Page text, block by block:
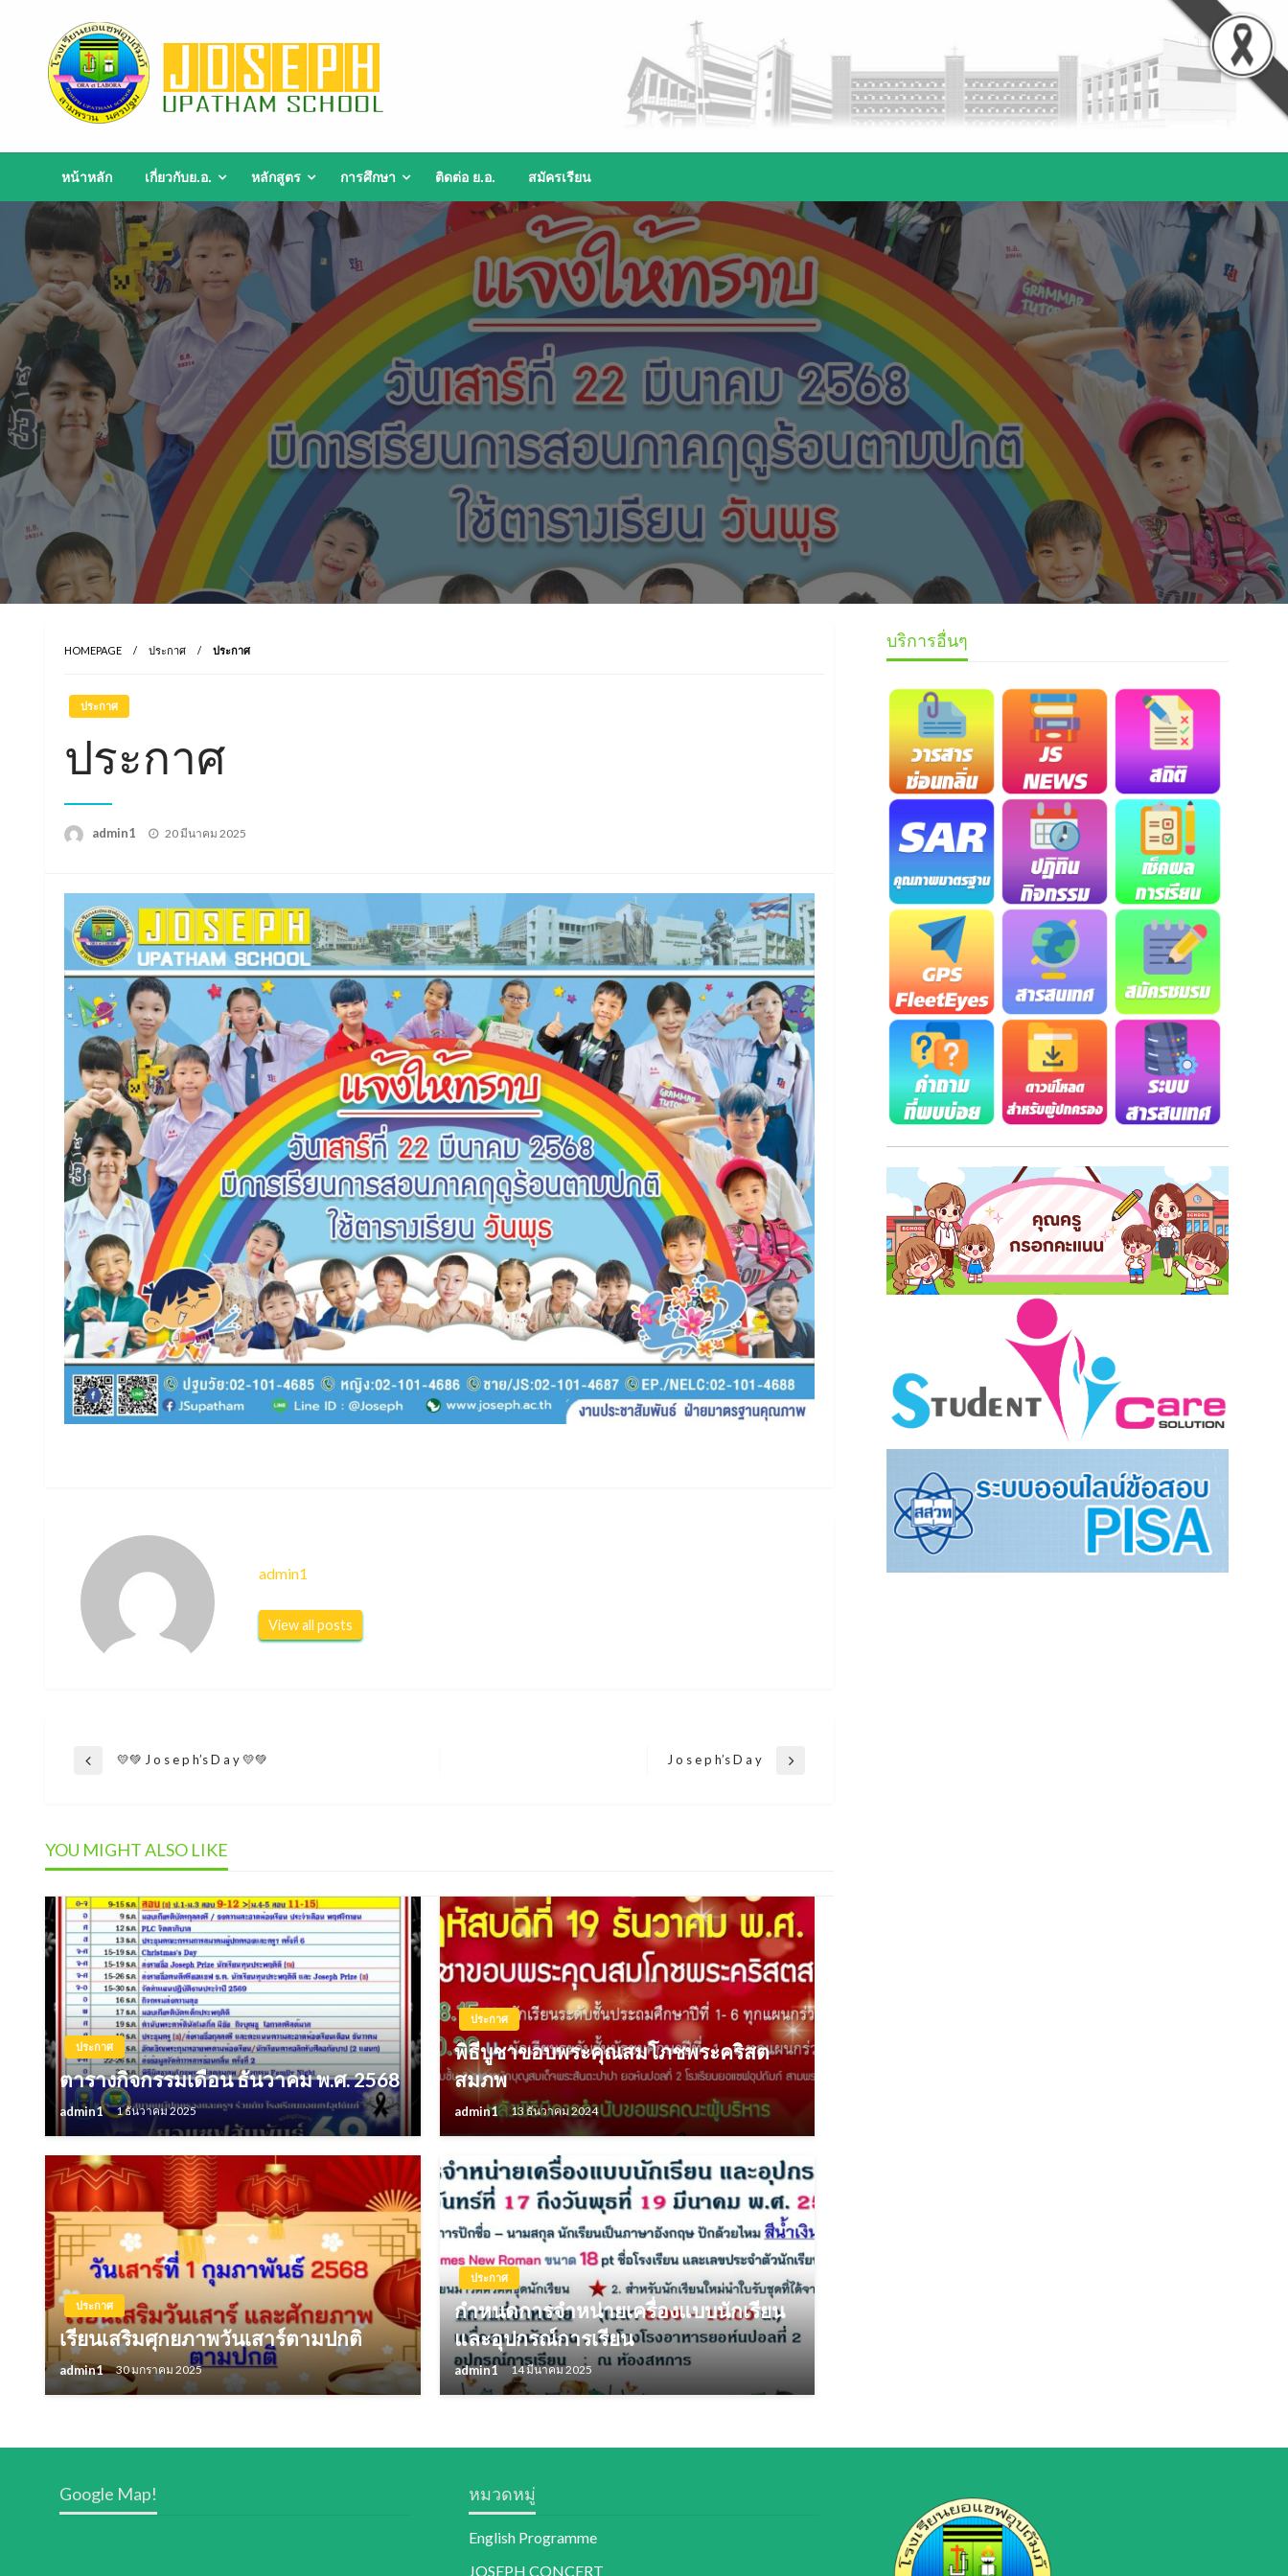
content
หน้าหลัก เกี่ยวกับย.อ. หลักสูตร การศึกษา ติดต่อ ย.อ. สมัครเรียน
HOMEPAGE ประกาศ ประกาศ
ประกาศ
ประกาศ
admin1
Posted
20 มีนาคม 2025
admin1
View all posts
แนะแนว
Previous💛💚 J o s e p h’s D a y 💛💚
Next
J o s e p h’s D a y
YOU MIGHT ALSO LIKE
ประกาศ
ตารางกิจกรรมเดือน ธันวาคม พ.ศ. 2568
admin1 1 ธันวาคม 2025
ประกาศ
พิธีบูชาขอบพระคุณสมโภชพระคริสต
สมภพ
admin1 13 ธันวาคม 2024
ประกาศ
เรียนเสริมศุกยภาพวันเสาร์ตามปกติ
admin1 30 มกราคม 2025
ประกาศ
กำหนดการจำหน่ายเครื่องแบบนักเรียน
และอุปกรณ์การเรียน
admin1 14 มีนาคม 2025
บริการอื่นๆ
Google Map! หมวดหมู่
English Programme
JOSEPH CONCERT